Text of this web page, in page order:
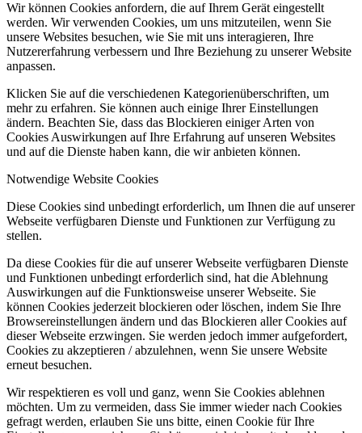
Wir können Cookies anfordern, die auf Ihrem Gerät eingestellt
werden. Wir verwenden Cookies, um uns mitzuteilen, wenn Sie
unsere Websites besuchen, wie Sie mit uns interagieren, Ihre
Nutzererfahrung verbessern und Ihre Beziehung zu unserer Website
anpassen.
Klicken Sie auf die verschiedenen Kategorienüberschriften, um
mehr zu erfahren. Sie können auch einige Ihrer Einstellungen
ändern. Beachten Sie, dass das Blockieren einiger Arten von
Cookies Auswirkungen auf Ihre Erfahrung auf unseren Websites
und auf die Dienste haben kann, die wir anbieten können.
Notwendige Website Cookies
Diese Cookies sind unbedingt erforderlich, um Ihnen die auf unserer
Webseite verfügbaren Dienste und Funktionen zur Verfügung zu
stellen.
Da diese Cookies für die auf unserer Webseite verfügbaren Dienste
und Funktionen unbedingt erforderlich sind, hat die Ablehnung
Auswirkungen auf die Funktionsweise unserer Webseite. Sie
können Cookies jederzeit blockieren oder löschen, indem Sie Ihre
Browsereinstellungen ändern und das Blockieren aller Cookies auf
dieser Webseite erzwingen. Sie werden jedoch immer aufgefordert,
Cookies zu akzeptieren / abzulehnen, wenn Sie unsere Website
erneut besuchen.
Wir respektieren es voll und ganz, wenn Sie Cookies ablehnen
möchten. Um zu vermeiden, dass Sie immer wieder nach Cookies
gefragt werden, erlauben Sie uns bitte, einen Cookie für Ihre